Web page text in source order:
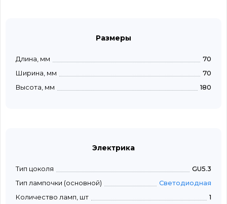
Размеры
Длина, мм
70
Ширина, мм
70
Высота, мм
180
Электрика
Тип цоколя
GU5.3
Тип лампочки (основной)
Светодиодная
Количество ламп, шт
1